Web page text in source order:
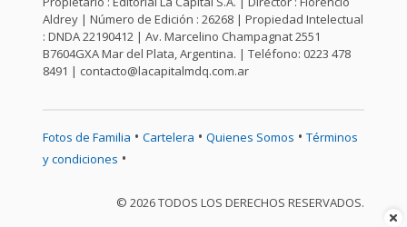
Aldrey | Número de Edición : 26268 | Propiedad Intelectual
: DNDA 22190412 | Av. Marcelino Champagnat 2551
B7604GXA Mar del Plata, Argentina. | Teléfono: 0223 478
8491 | contacto@lacapitalmdq.com.ar
Fotos de Familia • Cartelera • Quienes Somos • Términos
y condiciones •
© 2026 TODOS LOS DERECHOS RESERVADOS.